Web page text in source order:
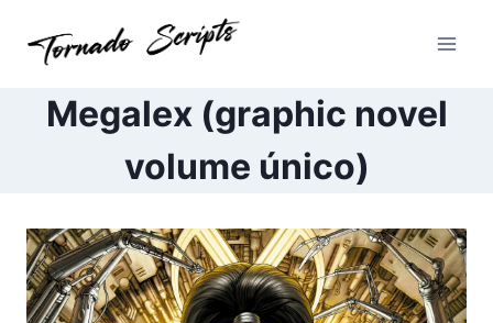
para
ConteúdoMegalex (graphic novel
volume único)